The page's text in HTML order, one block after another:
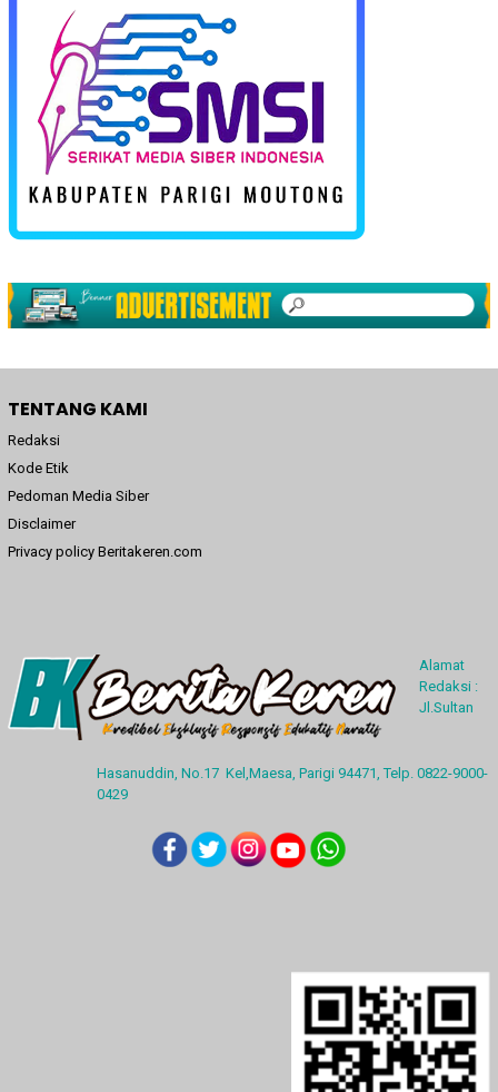
TENTANG KAMI
Redaksi
Kode Etik
Pedoman Media Siber
Disclaimer
Privacy policy Beritakeren.com
Alamat
Redaksi :
Jl.Sultan
Hasanuddin, No.17 Kel,Maesa, Parigi 94471, Telp. 0822-9000-
0429